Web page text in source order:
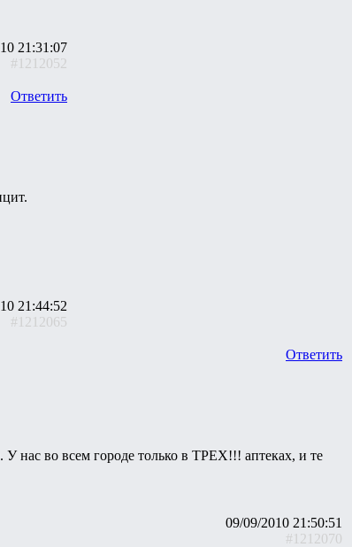
21:31:07
#1212052
Ответить
21:44:52
#1212065
Ответить
У нас во всем городе только в ТРЕХ!!! аптеках, и те
09/09/2010 21:50:51
#1212070